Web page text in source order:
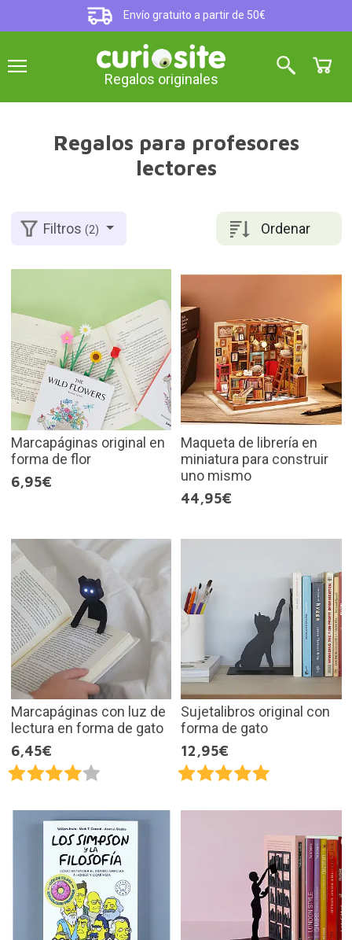
Envío gratuito a partir de 50€
Regalos originales
Regalos para profesores
lectores
Ordenar
Filtros(2)
Marcapáginas original en
forma de flor
6,95€
Maqueta de librería en
miniatura para construir
uno mismo
44,95€
Marcapáginas con luz de
lectura en forma de gato
6,45€
Sujetalibros original con
forma de gato
12,95€